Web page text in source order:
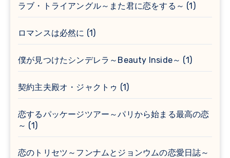
ラブ・トライアングル～また君に恋をする～ (1)
ロマンスは必然に (1)
僕が見つけたシンデレラ～Beauty Inside～ (1)
契約主夫殿オ・ジャクトゥ (1)
恋するパッケージツアー～パリから始まる最高の恋
～ (1)
恋のトリセツ～フンナムとジョンウムの恋愛日誌～